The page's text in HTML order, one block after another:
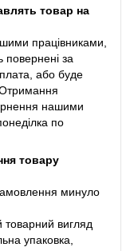
товар на
працівниками,
повернені за
або буде
нашими
по
товару
минуло
вигляд
упаковка,